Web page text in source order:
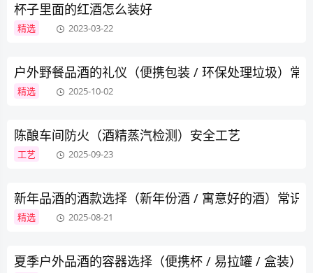
杯子里面的红酒怎么装好
精选 2023-03-22
户外野餐品酒的礼仪（便携包装 / 环保处理垃圾）常
精选 2025-10-02
陈酿车间防火（酒精蒸汽检测）安全工艺
工艺 2025-09-23
新年品酒的酒款选择（新年份酒 / 寓意好的酒）常识
精选 2025-08-21
夏季户外品酒的容器选择（便携杯 / 易拉罐 / 盒装）